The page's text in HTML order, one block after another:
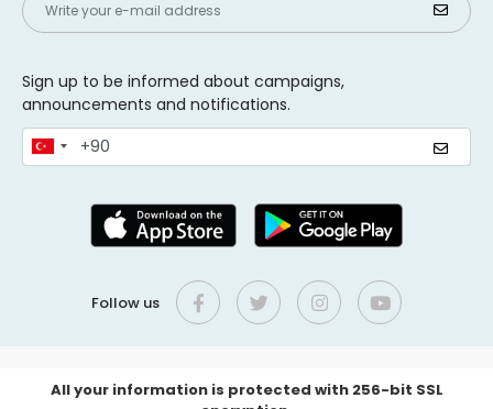
Sign up to be informed about campaigns,
announcements and notifications.
Follow us
All your information is protected with 256-bit SSL